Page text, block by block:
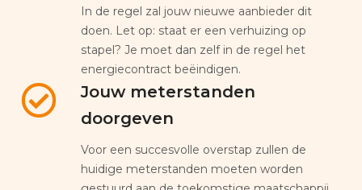
In de regel zal jouw nieuwe aanbieder dit
doen. Let op: staat er een verhuizing op
stapel? Je moet dan zelf in de regel het
energiecontract beëindigen.
Jouw meterstanden
doorgeven
Voor een succesvolle overstap zullen de
huidige meterstanden moeten worden